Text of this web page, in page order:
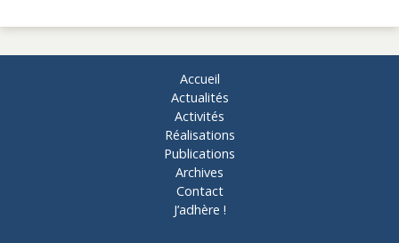
Accueil
Actualités
Activités
Réalisations
Publications
Archives
Contact
J’adhère !